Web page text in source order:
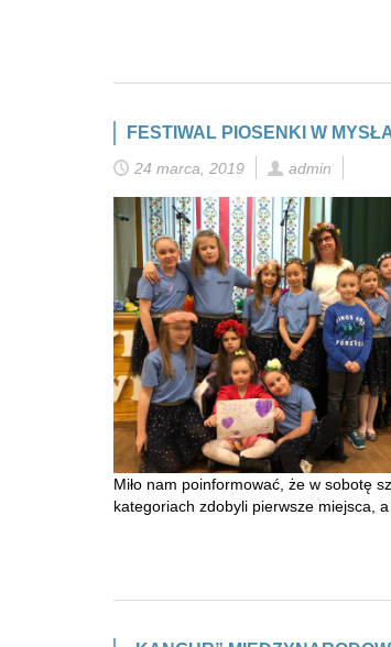
FESTIWAL PIOSENKI W
24 marca, 2019 admin
Miło nam poinformować, że w sobotę
kategoriach zdobyli pierwsze miejsca,